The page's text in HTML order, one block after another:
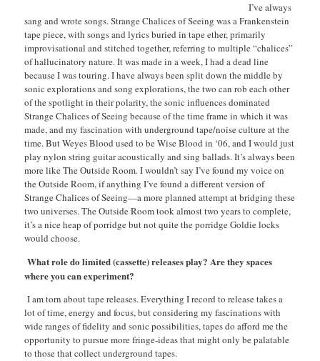
I’ve always
sang and wrote songs. Strange Chalices of Seeing was a Frankenstein
tape piece, with songs and lyrics buried in tape ether, primarily
improvisational and stitched together, referring to multiple “chalices”
of hallucinatory nature. It was made in a week, I had a dead line
because I was touring. I have always been split down the middle by
sonic explorations and song explorations, the two can rob each other
of the spotlight in their polarity, the sonic influences dominated
Strange Chalices of Seeing because of the time frame in which it was
made, and my fascination with underground tape/noise culture at the
time. But Weyes Blood used to be Wise Blood in ‘06, and I would just
play nylon string guitar acoustically and sing ballads. It’s always been
more like The Outside Room. I wouldn’t say I’ve found my voice on
the Outside Room, if anything I’ve found a different version of
Strange Chalices of Seeing—a more planned attempt at bridging these
two universes. The Outside Room took almost two years to complete,
it’s a nice heap of porridge but not quite the porridge Goldie locks
would choose.
What role do limited (cassette) releases play? Are they spaces
where you can experiment?
I am torn about tape releases. Everything I record to release takes a
lot of time, energy and focus, but considering my fascinations with
wide ranges of fidelity and sonic possibilities, tapes do afford me the
opportunity to pursue more fringe-ideas that might only be palatable
to those that collect underground tapes.